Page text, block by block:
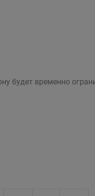
будет временно